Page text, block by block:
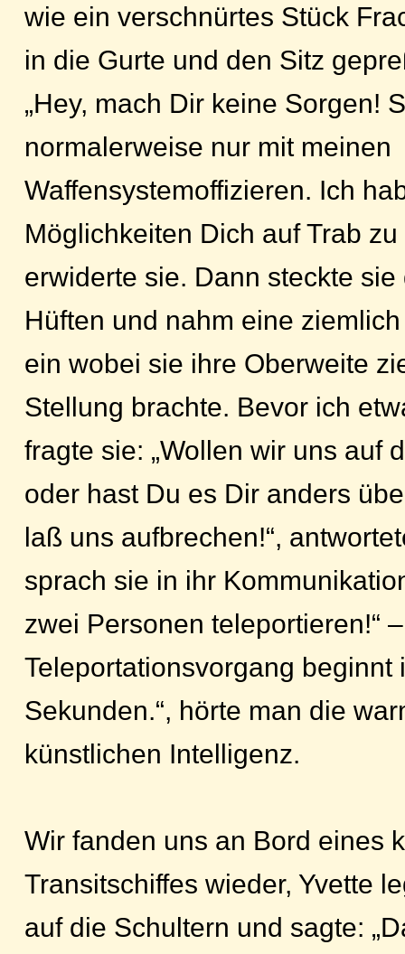
wie ein verschnürtes Stück
in die Gurte und den Sitz
„Hey, mach Dir keine Sorgen!
normalerweise nur mit meinen
Waffensystemoffizieren. Ich
Möglichkeiten Dich auf Trab zu
erwiderte sie. Dann steckte
Hüften und nahm eine
ein wobei sie ihre Oberweite
Stellung brachte. Bevor ich
fragte sie: „Wollen wir uns auf
oder hast Du es Dir anders
laß uns aufbrechen!“,
sprach sie in ihr
zwei Personen teleportieren!“
Teleportationsvorgang beginnt
Sekunden.“, hörte man die
künstlichen Intelligenz.
Wir fanden uns an Bord eines
Transitschiffes wieder, Yvette
auf die Schultern und sagte: